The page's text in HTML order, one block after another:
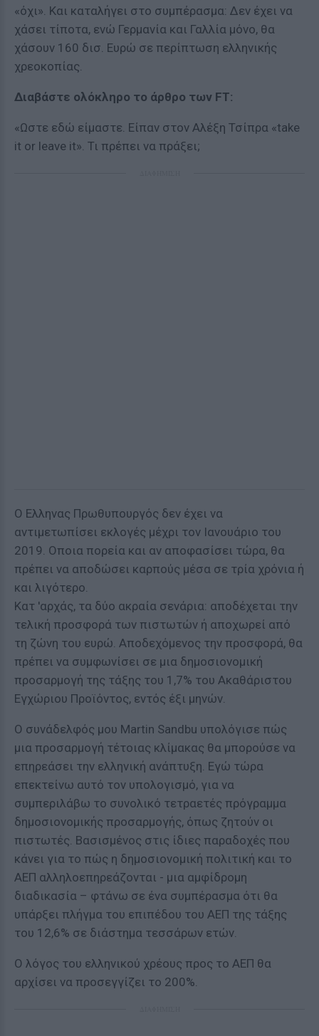
«όχι». Και καταλήγει στο συμπέρασμα: Δεν έχει να
χάσει τίποτα, ενώ Γερμανία και Γαλλία μόνο, θα
χάσουν 160 δισ. Ευρώ σε περίπτωση ελληνικής
χρεοκοπίας.
Διαβάστε ολόκληρο το άρθρο των FT:
«Ωστε εδώ είμαστε. Είπαν στον Αλέξη Τσίπρα «take
it or leave it». Τι πρέπει να πράξει;
Ο Ελληνας Πρωθυπουργός δεν έχει να
αντιμετωπίσει εκλογές μέχρι τον Ιανουάριο του
2019. Οποια πορεία και αν αποφασίσει τώρα, θα
πρέπει να αποδώσει καρπούς μέσα σε τρία χρόνια ή
και λιγότερο.
Κατ 'αρχάς, τα δύο ακραία σενάρια: αποδέχεται την
τελική προσφορά των πιστωτών ή αποχωρεί από
τη ζώνη του ευρώ. Αποδεχόμενος την προσφορά, θα
πρέπει να συμφωνίσει σε μια δημοσιονομική
προσαρμογή της τάξης του 1,7% του Ακαθάριστου
Εγχώριου Προϊόντος, εντός έξι μηνών.
Ο συνάδελφός μου Martin Sandbu υπολόγισε πώς
μια προσαρμογή τέτοιας κλίμακας θα μπορούσε να
επηρεάσει την ελληνική ανάπτυξη. Εγώ τώρα
επεκτείνω αυτό τον υπολογισμό, για να
συμπεριλάβω το συνολικό τετραετές πρόγραμμα
δημοσιονομικής προσαρμογής, όπως ζητούν οι
πιστωτές. Βασισμένος στις ίδιες παραδοχές που
κάνει για το πώς η δημοσιονομική πολιτική και το
ΑΕΠ αλληλοεπηρεάζονται - μια αμφίδρομη
διαδικασία – φτάνω σε ένα συμπέρασμα ότι θα
υπάρξει πλήγμα του επιπέδου του ΑΕΠ της τάξης
του 12,6% σε διάστημα τεσσάρων ετών.
Ο λόγος του ελληνικού χρέους προς το ΑΕΠ θα
αρχίσει να προσεγγίζει το 200%.